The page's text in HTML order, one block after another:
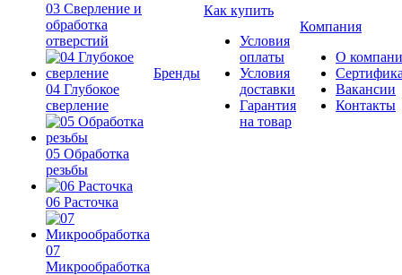
03 Сверление и
обработка
отверстий
04 Глубокое
сверление
05 Обработка
резьбы
06 Расточка
07
Микрообработка
Бренды
Как купить
Условия
оплаты
Условия
доставки
Гарантия
на товар
Компания
О
Вакансии
Контакты